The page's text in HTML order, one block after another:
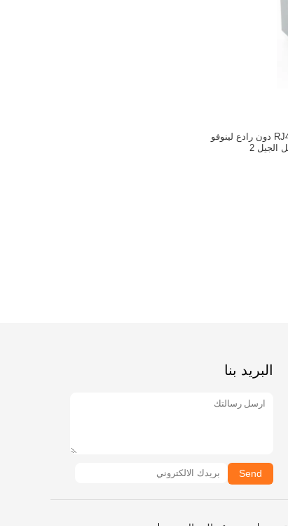
8P4C يمين زاوية RJ45 Pinout دون رادع لينوفو
البريد بنا
Send